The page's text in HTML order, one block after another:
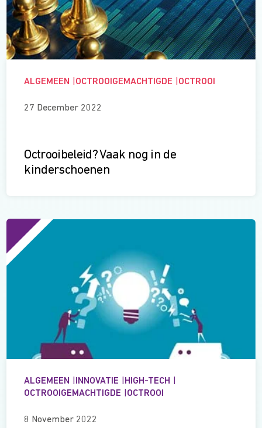
ALGEMEEN OCTROOIGEMACHTIGDE OCTROOI
27 December 2022
Octrooibeleid? Vaak nog in de
kinderschoenen
ALGEMEEN INNOVATIE HIGH-TECH
OCTROOIGEMACHTIGDE
OCTROOI
8 November 2022